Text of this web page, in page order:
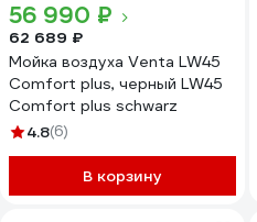
56 990 ₽
62 689 ₽
Мойка воздуха Venta LW45
Comfort plus, черный LW45
Comfort plus schwarz
4.8(6)
В корзину